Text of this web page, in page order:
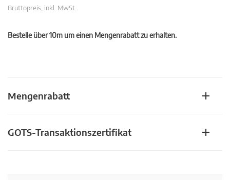
Bruttopreis, inkl. MwSt.
Bestelle über 10m um einen Mengenrabatt zu erhalten.
Mengenrabatt
GOTS-Transaktionszertifikat